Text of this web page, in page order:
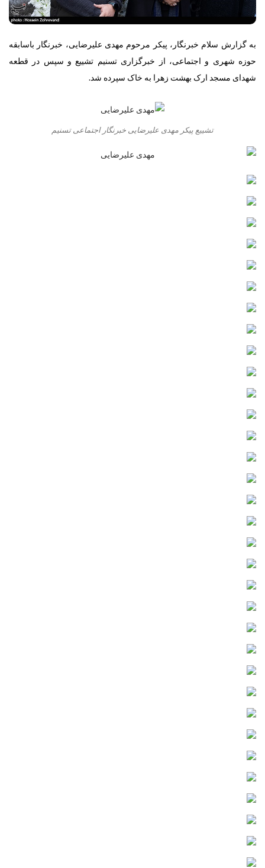
به گزارش سلام خبرنگار، پیکر مرحوم مهدی علیرضایی، خبرنگار باسابقه
حوزه شهری و اجتماعی، از خبرگزاری تسنیم تشییع و سپس در قطعه
شهدای مسجد ارک بهشت زهرا به خاک سپرده شد.
تشییع پیکر مهدی علیرضایی خبرنگار اجتماعی تسنیم